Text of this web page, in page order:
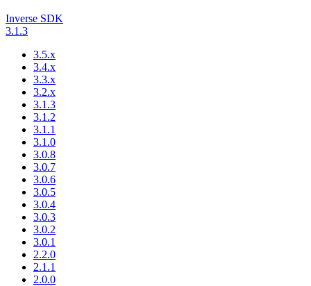
Inverse SDK
3.1.3
3.5.x
3.4.x
3.3.x
3.2.x
3.1.3
3.1.2
3.1.1
3.1.0
3.0.8
3.0.7
3.0.6
3.0.5
3.0.4
3.0.3
3.0.2
3.0.1
2.2.0
2.1.1
2.0.0